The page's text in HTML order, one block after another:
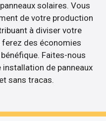
solaires. Vous
de votre production
à diviser votre
ferez des économies
Faites-nous
de panneaux
sans tracas.